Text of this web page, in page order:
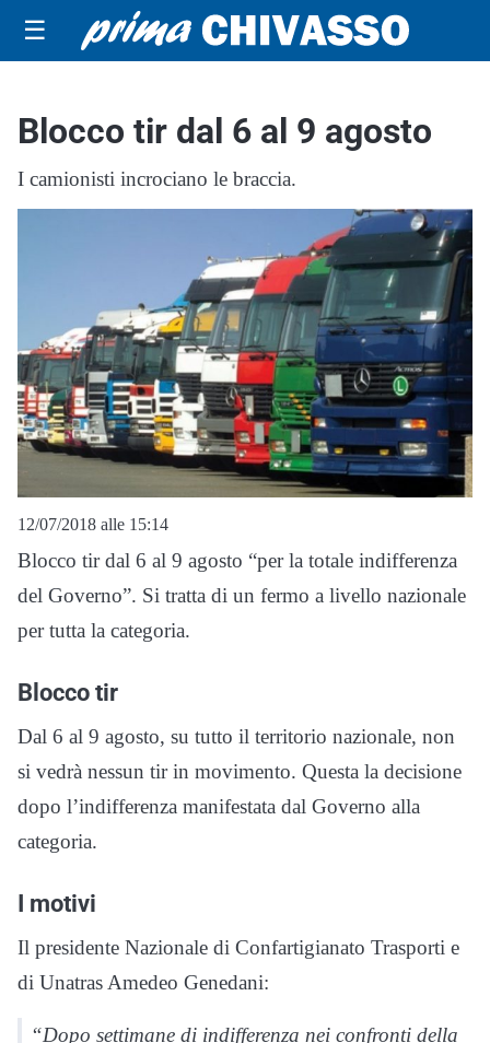
☰
Blocco tir dal 6 al 9 agosto
I camionisti incrociano le braccia.
12/07/2018 alle 15:14
Blocco tir dal 6 al 9 agosto “per la totale indifferenza
del Governo”. Si tratta di un fermo a livello nazionale
per tutta la categoria.
Blocco tir
Dal 6 al 9 agosto, su tutto il territorio nazionale, non
si vedrà nessun tir in movimento. Questa la decisione
dopo l’indifferenza manifestata dal Governo alla
categoria.
I motivi
Il presidente Nazionale di Confartigianato Trasporti e
di Unatras Amedeo Genedani:
“Dopo settimane di indifferenza nei confronti della